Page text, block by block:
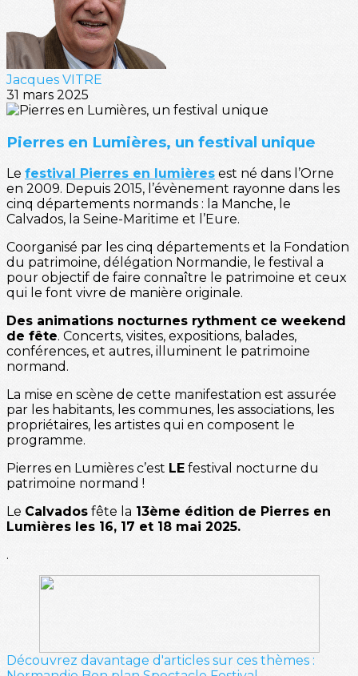
Jacques VITRE
31 mars 2025
Pierres en Lumières, un festival unique
Le festival Pierres en lumières est né dans l’Orne
en 2009. Depuis 2015, l’évènement rayonne dans les
cinq départements normands : la Manche, le
Calvados, la Seine-Maritime et l’Eure.
Coorganisé par les cinq départements et la Fondation
du patrimoine, délégation Normandie, le festival a
pour objectif de faire connaître le patrimoine et ceux
qui le font vivre de manière originale.
Des animations nocturnes rythment ce weekend
de fête. Concerts, visites, expositions, balades,
conférences, et autres, illuminent le patrimoine
normand.
La mise en scène de cette manifestation est assurée
par les habitants, les communes, les associations, les
propriétaires, les artistes qui en composent le
programme.
Pierres en Lumières c’est LE festival nocturne du
patrimoine normand !
Le Calvados fête la 13ème édition de Pierres en
Lumières les 16, 17 et 18 mai 2025.
.
Découvrez davantage d'articles sur ces thèmes :